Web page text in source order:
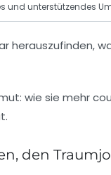
und unterstützendes
herauszufinden,
den